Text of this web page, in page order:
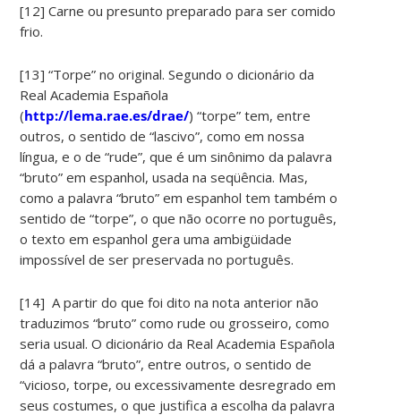
[12] Carne ou presunto preparado para ser comido
frio.
[13] “Torpe” no original. Segundo o dicionário da
Real Academia Española
(http://lema.rae.es/drae/) “torpe” tem, entre
outros, o sentido de “lascivo”, como em nossa
língua, e o de “rude”, que é um sinônimo da palavra
“bruto” em espanhol, usada na seqüência. Mas,
como a palavra “bruto” em espanhol tem também o
sentido de “torpe”, o que não ocorre no português,
o texto em espanhol gera uma ambigüidade
impossível de ser preservada no português.
[14] A partir do que foi dito na nota anterior não
traduzimos “bruto” como rude ou grosseiro, como
seria usual. O dicionário da Real Academia Española
dá a palavra “bruto”, entre outros, o sentido de
“vicioso, torpe, ou excessivamente desregrado em
seus costumes, o que justifica a escolha da palavra